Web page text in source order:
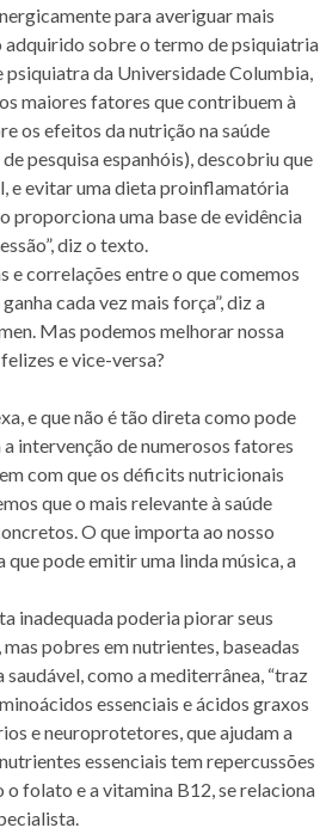
para averiguar mais
adquirido sobre o termo de psiquiatria
da Universidade Columbia,
maiores fatores que contribuem à
os efeitos da nutrição na saúde
pesquisa espanhóis), descobriu que
e evitar uma dieta proinflamatória
proporciona uma base de evidência
diz o texto.
e correlações entre o que comemos
cada vez mais força”, diz a
Mas podemos melhorar nossa
e vice-versa?
e que não é tão direta como pode
intervenção de numerosos fatores
com que os déficits nutricionais
que o mais relevante à saúde
O que importa ao nosso
pode emitir uma linda música, a
inadequada poderia piorar seus
pobres em nutrientes, baseadas
como a mediterrânea, “traz
essenciais e ácidos graxos
e neuroprotetores, que ajudam a
essenciais tem repercussões
folato e a vitamina B12, se relaciona